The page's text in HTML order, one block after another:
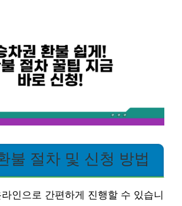
불 절차 및 신청 방법
인으로 간편하게 진행할 수 있습니